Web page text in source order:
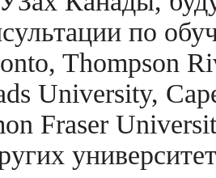
по
Thompson
University,
Fraser